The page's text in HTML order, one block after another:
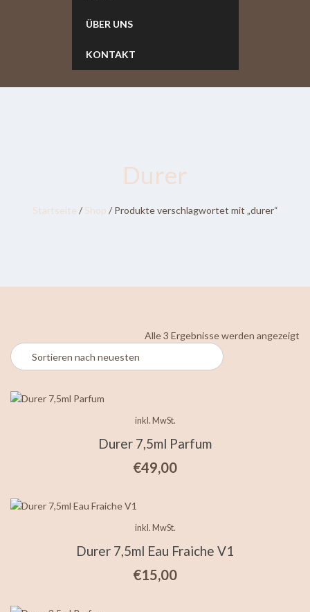
ÜBER UNS
KONTAKT
Durer
Startseite / Shop / Produkte verschlagwortet mit „durer“
Alle 3 Ergebnisse werden angezeigt
inkl. MwSt.
Durer 7,5ml Parfum
€49,00
inkl. MwSt.
Durer 7,5ml Eau Fraiche V1
€15,00